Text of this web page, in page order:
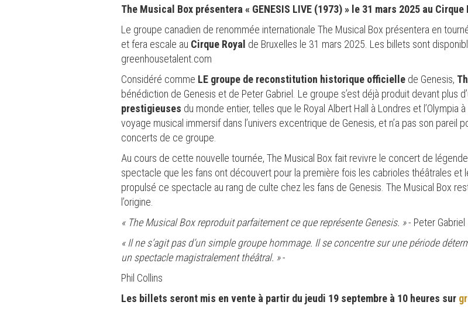
The Musical Box présentera « GENESIS LIVE (1973) » le 31 mars 2025 au
Le groupe canadien de renommée internationale The Musical Box présentera en
et fera escale au Cirque Royal de Bruxelles le 31 mars 2025. Les billets sont
greenhousetalent.com
Considéré comme LE groupe de reconstitution historique officielle de Genesis,
bénédiction de Genesis et de Peter Gabriel. Le groupe s’est déjà produit devant plus
prestigieuses du monde entier, telles que le Royal Albert Hall à Londres et l’Olympia
voyage musical immersif dans l’univers excentrique de Genesis, et n’a pas son pareil
concerts de ce groupe.
Au cours de cette nouvelle tournée, The Musical Box fait revivre le concert de légende
spectacle que les fans ont découvert pour la première fois les cabrioles théâtrales et
propulsé ce spectacle au rang de culte chez les fans de Genesis. The Musical Box
l’origine.
« The Musical Box reproduit parfaitement ce que représente Genesis. »- Peter Gabriel
« Il ne s’agit pas d’un simple groupe hommage. Il se concentre sur une période
un spectacle magistralement théâtral. »-
Phil Collins
Les billets seront mis en vente à partir du jeudi 19 septembre à 10 heures sur